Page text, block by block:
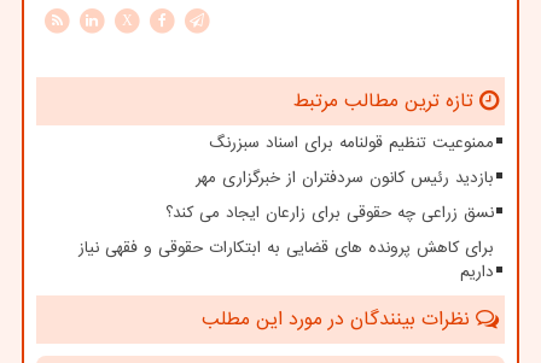
X
تازه ترین مطالب مرتبط
ممنوعیت تنظیم قولنامه برای اسناد سبزرنگ
بازدید رئیس کانون سردفتران از خبرگزاری مهر
نسق زراعی چه حقوقی برای زارعان ایجاد می کند؟
برای کاهش پرونده های قضایی به ابتکارات حقوقی و فقهی نیاز
داریم
نظرات بینندگان در مورد این مطلب